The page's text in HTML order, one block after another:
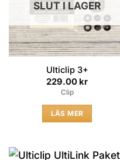
SLUT I LAGER
Ulticlip 3+
229.00 kr
Clip
LÄS MER